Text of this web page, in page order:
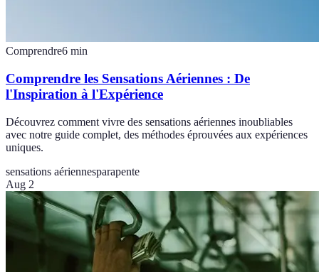
Comprendre6 min
Comprendre les Sensations Aériennes : De
l'Inspiration à l'Expérience
Découvrez comment vivre des sensations aériennes inoubliables
avec notre guide complet, des méthodes éprouvées aux expériences
uniques.
sensations aériennesparapente
Aug 2